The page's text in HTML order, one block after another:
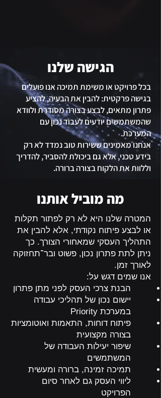
הגישה שלנו
בכל פרויקט או משימת תמיכה אנו פועלים
בגישה פרקטית: להבין את הבעיה, להציע
פתרון מתאים, לבצע בצורה מסודרת ולוודא
שהמשתמשים יודעים לעבוד נכון עם
המערכת.
אנחנו מאמינים ששירות טוב נמדד לא רק
בידע טכני, אלא גם ביכולת להסביר, להדריך
וללוות את הלקוח בצורה ברורה.
מה מוביל אותנו
המטרה שלנו היא לא רק לפתור תקלות
או לבצע פיתוח נקודתי, אלא להבין את
התהליך העסקי שמאחורי הצורך. כך
ניתן לתת פתרון נכון, פשוט ובר־תחזוקה
לאורך זמן.
אנו שמים דגש על:
הבנת צרכי העסק לפני מתן פתרון
יישום נכון של תהליכי עבודה
במערכת Priority
פיתוח דוחות, התאמות ואוטומציות
בצורה מקצועית
שיפור יעילות העבודה של
המשתמשים
תמיכה זמינה, ברורה ומעשית
ליווי העסק גם לאחר סיום
הפרויקט